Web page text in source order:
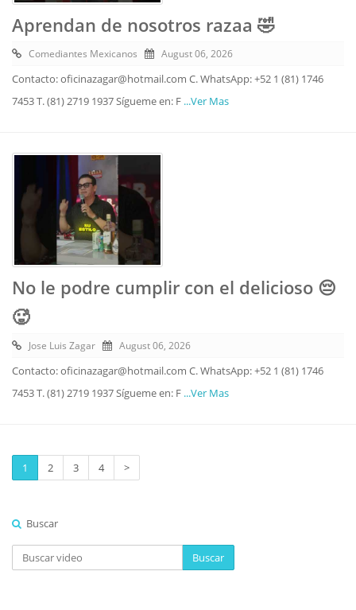
Aprendan de nosotros razaa 🤣
Comediantes Mexicanos August 06, 2026
Contacto: oficinazagar@hotmail.com C. WhatsApp: +52 1 (81) 1746
7453 T. (81) 2719 1937 Sígueme en: F ...Ver Mas
No le podre cumplir con el delicioso 😔
🥵
Jose Luis Zagar August 06, 2026
Contacto: oficinazagar@hotmail.com C. WhatsApp: +52 1 (81) 1746
7453 T. (81) 2719 1937 Sígueme en: F ...Ver Mas
1 2 3 4 >
Buscar
Buscar